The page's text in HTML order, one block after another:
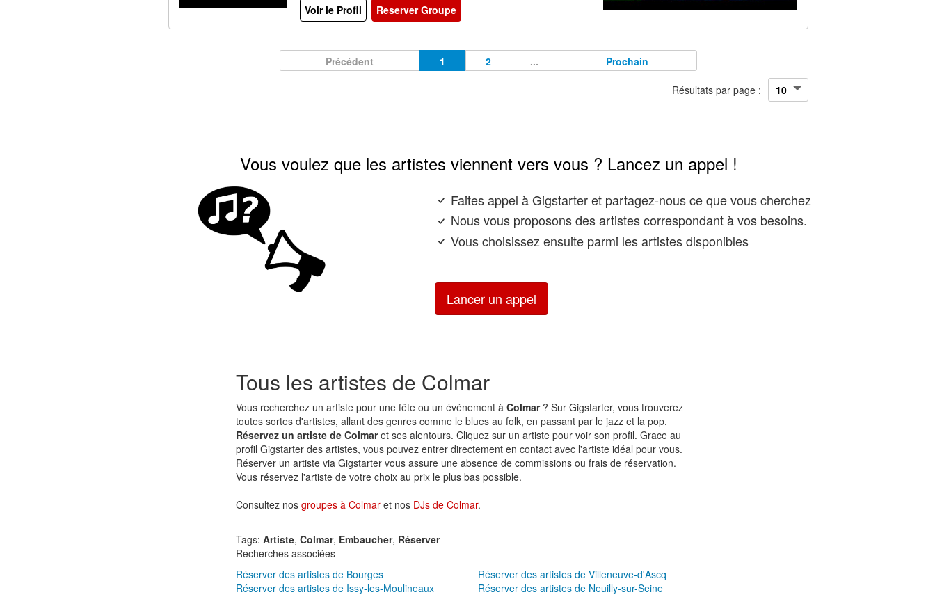
Voir le Profil
Reserver Groupe
Précédent 1 2 ... Prochain
Résultats par page :
Vous voulez que les artistes viennent vers vous ? Lancez un appel !
Faites appel à Gigstarter et partagez-nous ce que vous cherchez
Nous vous proposons des artistes correspondant à vos besoins.
Vous choisissez ensuite parmi les artistes disponibles
Lancer un appel
Tous les artistes de Colmar
Vous recherchez un artiste pour une fête ou un événement à Colmar? Sur Gigstarter, vous trouverez
toutes sortes d'artistes, allant des genres comme le blues au folk, en passant par le jazz et la pop.
Réservez un artiste de Colmaret ses alentours. Cliquez sur un artiste pour voir son profil. Grace au
profil Gigstarter des artistes, vous pouvez entrer directement en contact avec l'artiste idéal pour vous.
Réserver un artiste via Gigstarter vous assure une absence de commissions ou frais de réservation.
Vous réservez l'artiste de votre choix au prix le plus bas possible.
Consultez nos groupes à Colmar et nos DJs de Colmar.
Tags: Artiste, Colmar, Embaucher, Réserver
Recherches associées
Réserver des artistes de Bourges
Réserver des artistes de Issy-les-Moulineaux
Réserver des artistes de Villeneuve-d'Ascq
Réserver des artistes de Neuilly-sur-Seine